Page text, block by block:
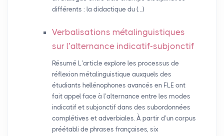
différents : la didactique du (…)
Verbalisations métalinguistiques
sur l’alternance indicatif-subjonctif
Résumé L’article explore les processus de
réflexion métalinguistique auxquels des
étudiants hellénophones avancés en FLE ont
fait appel face à l’alternance entre les modes
indicatif et subjonctif dans des subordonnées
complétives et adverbiales. À partir d’un corpus
préétabli de phrases françaises, six